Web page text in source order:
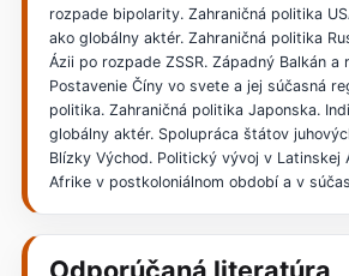
rozpade bipolarity. Zahraničná politika
ako globálny aktér. Zahraničná politika
Ázii po rozpade ZSSR. Západný Balkán a
Postavenie Číny vo svete a jej súčasná
politika. Zahraničná politika Japonska.
globálny aktér. Spolupráca štátov
Blízky Východ. Politický vývoj v Latinskej
Afrike v postkoloniálnom období a v